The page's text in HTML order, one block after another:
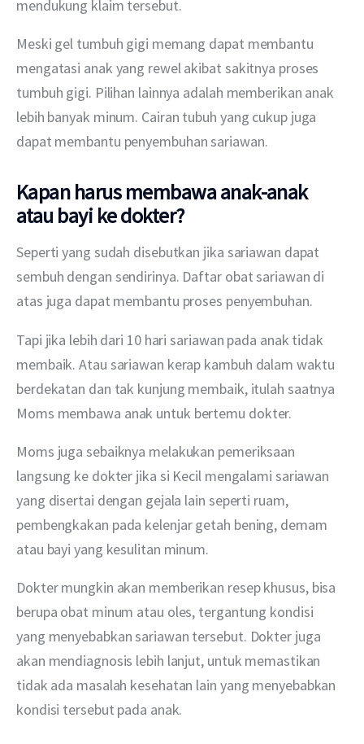
mendukung klaim tersebut.
Meski gel tumbuh gigi memang dapat membantu
mengatasi anak yang rewel akibat sakitnya proses
tumbuh gigi. Pilihan lainnya adalah memberikan anak
lebih banyak minum. Cairan tubuh yang cukup juga
dapat membantu penyembuhan sariawan.
Kapan harus membawa anak-anak
atau bayi ke dokter?
Seperti yang sudah disebutkan jika sariawan dapat
sembuh dengan sendirinya. Daftar obat sariawan di
atas juga dapat membantu proses penyembuhan.
Tapi jika lebih dari 10 hari sariawan pada anak tidak
membaik. Atau sariawan kerap kambuh dalam waktu
berdekatan dan tak kunjung membaik, itulah saatnya
Moms membawa anak untuk bertemu dokter.
Moms juga sebaiknya melakukan pemeriksaan
langsung ke dokter jika si Kecil mengalami sariawan
yang disertai dengan gejala lain seperti ruam,
pembengkakan pada kelenjar getah bening, demam
atau bayi yang kesulitan minum.
Dokter mungkin akan memberikan resep khusus, bisa
berupa obat minum atau oles, tergantung kondisi
yang menyebabkan sariawan tersebut. Dokter juga
akan mendiagnosis lebih lanjut, untuk memastikan
tidak ada masalah kesehatan lain yang menyebabkan
kondisi tersebut pada anak.